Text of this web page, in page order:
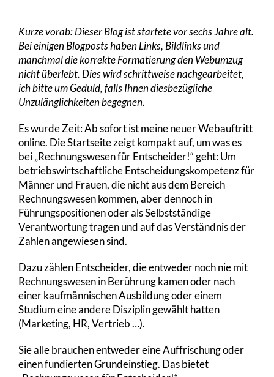
Kurze vorab: Dieser Blog ist startete vor sechs Jahre alt.
Bei einigen Blogposts haben Links, Bildlinks und
manchmal die korrekte Formatierung den Webumzug
nicht überlebt. Dies wird schrittweise nachgearbeitet,
ich bitte um Geduld, falls Ihnen diesbezügliche
Unzulänglichkeiten begegnen.
Es wurde Zeit: Ab sofort ist meine neuer Webauftritt
online. Die Startseite zeigt kompakt auf, um was es
bei „Rechnungswesen für Entscheider!“ geht: Um
betriebswirtschaftliche Entscheidungskompetenz für
Männer und Frauen, die nicht aus dem Bereich
Rechnungswesen kommen, aber dennoch in
Führungspositionen oder als Selbstständige
Verantwortung tragen und auf das Verständnis der
Zahlen angewiesen sind.
Dazu zählen Entscheider, die entweder noch nie mit
Rechnungswesen in Berührung kamen oder nach
einer kaufmännischen Ausbildung oder einem
Studium eine andere Disziplin gewählt hatten
(Marketing, HR, Vertrieb …).
Sie alle brauchen entweder eine Auffrischung oder
einen fundierten Grundeinstieg. Das bietet